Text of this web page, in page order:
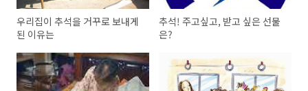
우리집이 추석을 거꾸로 보내게
된 이유는
추석! 주고싶고, 받고 싶은 선물
은?